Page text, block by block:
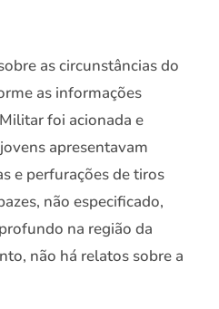
as circunstâncias do
as informações
foi acionada e
apresentavam
e perfurações de tiros
não especificado,
na região da
não há relatos sobre a